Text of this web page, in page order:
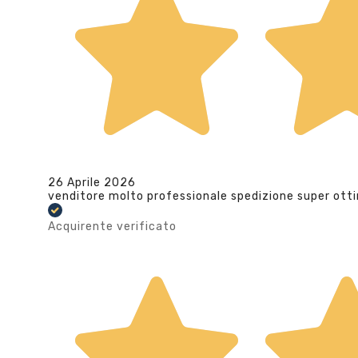
26 Aprile 2026
venditore molto professionale spedizione super
Acquirente verificato